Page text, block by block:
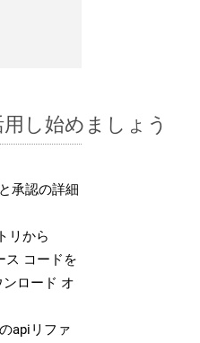
用し始めましょう
承認の詳細
リから
ス コードを
ロード オ
apiリファ